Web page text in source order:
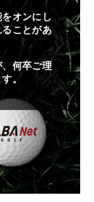
オンにし
ことがあ
何卒ご理
。